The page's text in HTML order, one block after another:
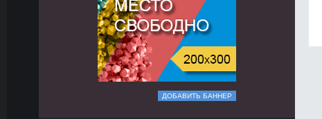
ДОБАВИТЬ БАННЕР